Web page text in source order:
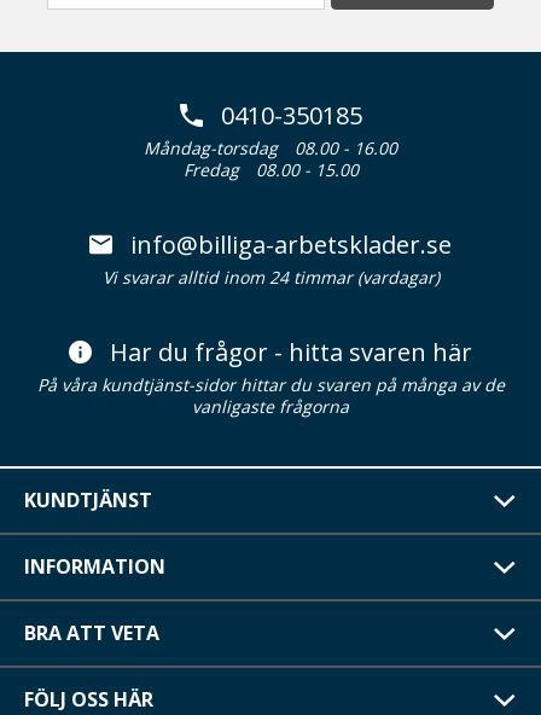
0410-350185
Måndag-torsdag
08.00 - 16.00
Fredag
08.00 - 15.00
info@billiga-arbetsklader.se
Vi svarar alltid inom 24 timmar (vardagar)
Har du frågor - hitta svaren här
På våra kundtjänst-sidor hittar du svaren på många av de
vanligaste frågorna
KUNDTJÄNST
INFORMATION
BRA ATT VETA
FÖLJ OSS HÄR